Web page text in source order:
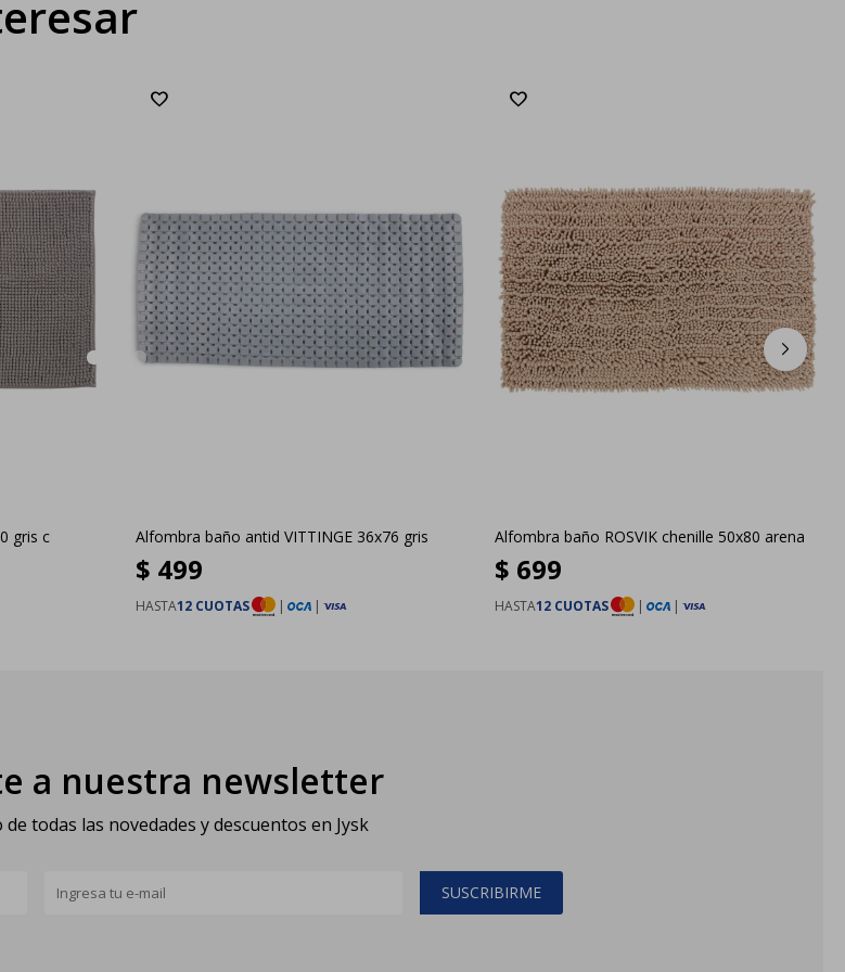
gris c Alfombra baño antid VITTINGE 36x76 gris
$ 499
HASTA12 CUOTAS | |
Alfombra baño ROSVIK chenille 50x80 arena
$ 699
HASTA12 CUOTAS | |
a nuestra newsletter
todas las novedades y descuentos en Jysk
SUSCRIBIRME